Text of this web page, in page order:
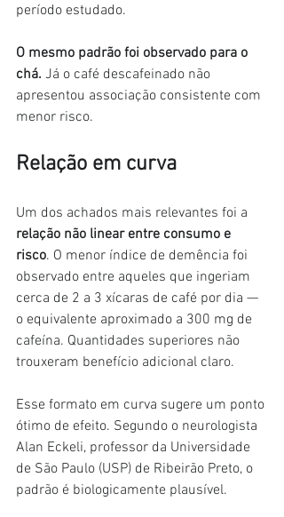
período estudado.
O mesmo padrão foi observado para o
chá. Já o café descafeinado não
apresentou associação consistente com
menor risco.
Relação em curva
Um dos achados mais relevantes foi a
relação não linear entre consumo e
risco. O menor índice de demência foi
observado entre aqueles que ingeriam
cerca de 2 a 3 xícaras de café por dia —
o equivalente aproximado a 300 mg de
cafeína. Quantidades superiores não
trouxeram benefício adicional claro.
Esse formato em curva sugere um ponto
ótimo de efeito. Segundo o neurologista
Alan Eckeli, professor da Universidade
de São Paulo (USP) de Ribeirão Preto, o
padrão é biologicamente plausível.